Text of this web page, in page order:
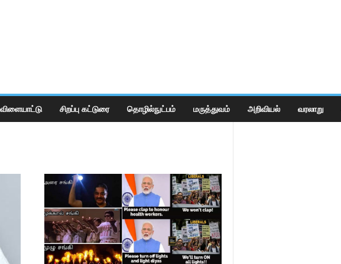
விளையாட்டு சிறப்பு கட்டுரை தொழில்நுட்பம் மருத்துவம் அறிவியல் வரலாறு